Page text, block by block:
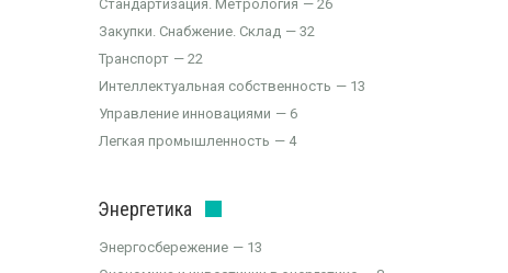
Стандартизация. Метрология
26
Закупки. Снабжение. Склад
32
Транспорт
22
Интеллектуальная собственность
13
Управление инновациями
6
Легкая промышленность
4
Энергетика
Энергосбережение
13